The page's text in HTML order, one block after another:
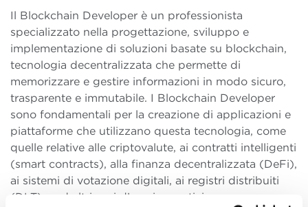
Il Blockchain Developer è un professionista
specializzato nella progettazione, sviluppo e
implementazione di soluzioni basate su blockchain,
tecnologia decentralizzata che permette di
memorizzare e gestire informazioni in modo sicuro,
trasparente e immutabile. I Blockchain Developer
sono fondamentali per la creazione di applicazioni e
piattaforme che utilizzano questa tecnologia, come
quelle relative alle criptovalute, ai contratti intelligenti
(smart contracts), alla finanza decentralizzata (DeFi),
ai sistemi di votazione digitali, ai registri distribuiti
(DLT) e ad altri casi d’uso innovativi.